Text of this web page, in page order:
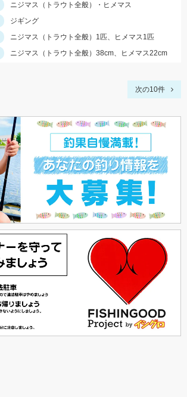
ニジマス（トラウト全般）・ヒメマス
ジギング
ニジマス（トラウト全般）1匹、ヒメマス1匹
ニジマス（トラウト全般）38cm、ヒメマス22cm
次の10件